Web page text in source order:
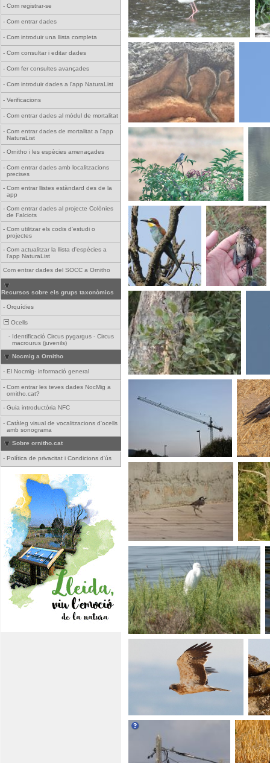
- Com registrar-se
- Com entrar dades
- Com introduir una llista completa
- Com consultar i editar dades
- Com fer consultes avançades
- Com introduir dades a l'app NaturaList
- Verificacions
- Com entrar dades al mòdul de mortalitat
- Com entrar dades de mortalitat a l'app
NaturaList
- Ornitho i les espècies amenaçades
- Com entrar dades amb localitzacions
precises
- Com entrar llistes estàndard des de la
app
- Com entrar dades al projecte Colònies
de Falciots
- Com utilitzar els codis d'estudi o
projectes
- Com actualitzar la llista d'espècies a
l'app NaturaList
Com entrar dades del SOCC a Ornitho
Recursos sobre els grups taxonòmics
- Orquídies
Ocells
- Identificació Circus pygargus - Circus
macrourus (juvenils)
Nocmig a Ornitho
- El Nocmig- informació general
- Com entrar les teves dades NocMig a
ornitho.cat?
- Guia introductòria NFC
- Catàleg visual de vocalitzacions d'ocells
amb sonograma
Sobre ornitho.cat
- Política de privacitat i Condicions d'ús